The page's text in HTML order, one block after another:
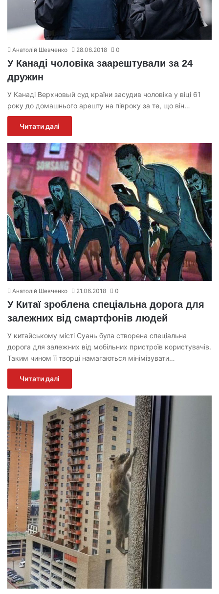
Анатолій Шевченко 28.06.2018 0
У Канаді чоловіка заарештували за 24
дружин
У Канаді Верхновый суд країни засудив чоловіка у віці 61
року до домашнього арешту на півроку за те, що він…
Читати далі
Анатолій Шевченко 21.06.2018 0
У Китаї зроблена спеціальна дорога для
залежних від смартфонів людей
У китайському місті Суань була створена спеціальна
дорога для залежних від мобільних пристроїв користувачів.
Таким чином її творці намагаються мінімізувати…
Читати далі